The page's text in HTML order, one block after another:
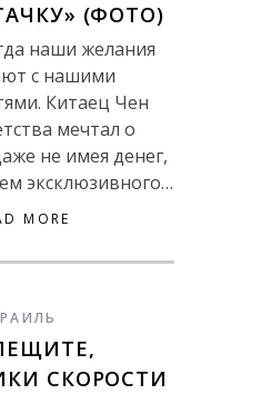
(ФОТО)
наши желания
с нашими
Китаец Чен
мечтал о
не имея денег,
эксклюзивного…
MORE
СКОРОСТИ